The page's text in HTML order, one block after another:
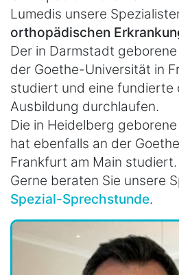
Lumedis unsere
orthopädischen
Der in Darmstadt
der Goethe-Universität in
studiert und eine fundierte
Ausbildung durchlaufen.
Die in Heidelberg
hat ebenfalls an der
Frankfurt am Main studiert.
Gerne beraten Sie unsere
Spezial-Sprechstunde.